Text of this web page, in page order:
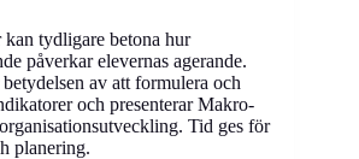
tydligare betona hur
påverkar elevernas agerande.
av att formulera och
och presenterar Makro-
Tid ges för
planering.